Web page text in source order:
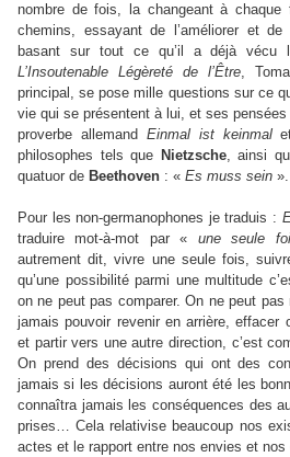
nombre de fois, la changeant à chaque
chemins, essayant de l’améliorer et
basant sur tout ce qu’il a déjà vécu
L’Insoutenable Légèreté de l’Être,
principal, se pose mille questions sur ce
vie qui se présentent à lui, et ses
proverbe allemand Einmal ist keinmalet
philosophes tels que Nietzsche, ainsi
quatuor de Beethoven : « Es muss sein ».
Pour les non-germanophones je traduis :
traduire mot-à-mot par « une seule
autrement dit, vivre une seule fois,
qu’une possibilité parmi une multitude
on ne peut pas comparer. On ne peut
jamais pouvoir revenir en arrière, effacer
et partir vers une autre direction, c’est
On prend des décisions qui ont des
jamais si les décisions auront été les
connaîtra jamais les conséquences des
prises… Cela relativise beaucoup nos
actes et le rapport entre nos envies et